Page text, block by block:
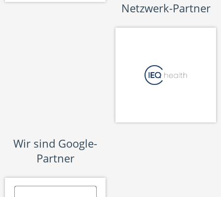
Netzwerk-Partner
Wir sind Google-
Partner